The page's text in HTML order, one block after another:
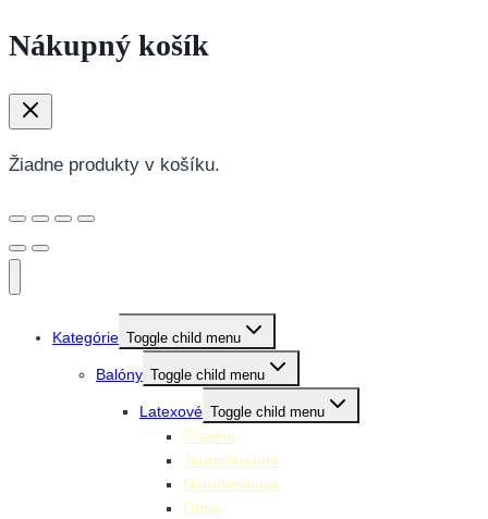
Nákupný košík
Žiadne produkty v košíku.
Kategórie Toggle child menu
Balóny Toggle child menu
Latexové Toggle child menu
Číselné
Jednofarebné
Narodeninové
Obrie